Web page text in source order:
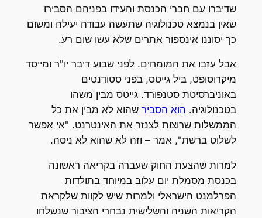
שדיברו עם חברי הכנסת והעידו בפניהם הסבירו
שאין בנמצא טכנולוגיה שתעשה עבודה יעילה ומשום
כך יסוננו אינספור אתרים שלא עשו שום רע.
אבל עזבו את המומחים. לפני שבוע דיבר יו"ר ומייסד
מיקרוסופט, ביל גייטס, בפני סטודנטים
באוניברסיטת סטנפורד. גייטס מבין משהו
בטכנולוגיה. הוא הסביר שהוא לא מבין את כל
הממשלות שרוצות לצנזר את האינטרנט. "אי אפשר
לשלוט ברשת", אמר – וזה לא שהוא לא ניסה.
למרות שהצעת החוק שעברה בקריאה ראשונה
בכנסת מסמלת יום עלוב במיוחד בתולדות
הפרלמנט הישראלי ולמרות שיש לקוות שלקראת
הקריאות השניה והשלישית נבחרי הציבור שנשלחו